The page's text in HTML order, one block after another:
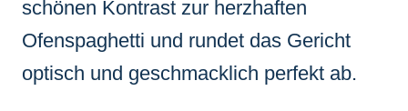
schönen Kontrast zur herzhaften
Ofenspaghetti und rundet das Gericht
optisch und geschmacklich perfekt ab.